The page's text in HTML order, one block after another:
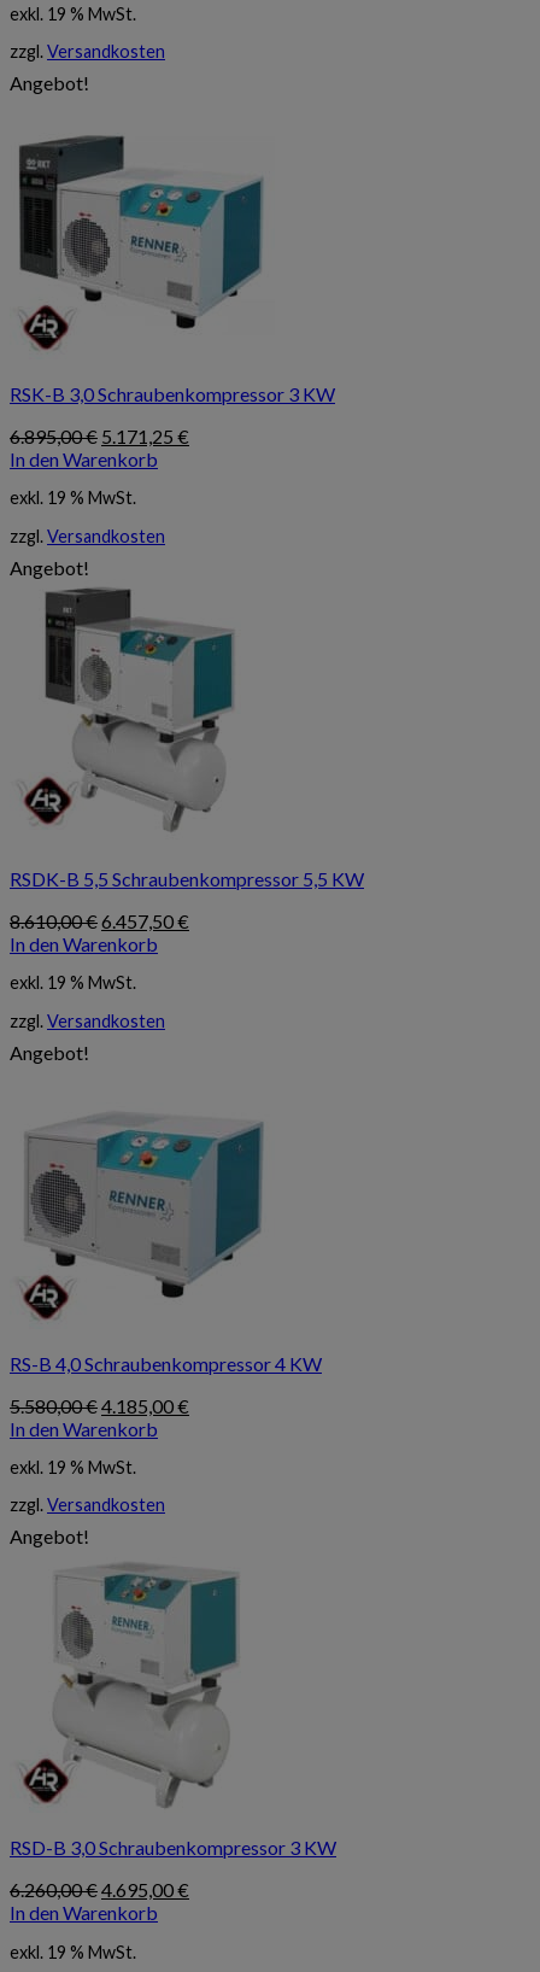
4.995,00 €
exkl. 19 % MwSt.
zzgl.Versandkosten
Angebot!
RSK-B 3,0 Schraubenkompressor 3 KW
6.895,00€ Ursprünglicher
Preis
6.895,00 €
5.171,25 €
In den Warenkorb
exkl. 19 % MwSt.
zzgl.Versandkosten
Angebot!
RSDK-B 5,5 Schraubenkompressor 5,5 KW
8.610,00€Ursprünglicher
Preis
8.610,00 €
6.457,50€
In den Warenkorb
exkl. 19 % MwSt.
zzgl.Versandkosten
Angebot!
RS-B 4,0 Schraubenkompressor 4 KW
5.580,00€Ursprünglicher
Preis
5.580,00 €
4.185,00€
In den Warenkorb
exkl. 19 % MwSt.
zzgl.Versandkosten
Angebot!
RSD-B 3,0 Schraubenkompressor 3 KW
6.260,00€Ursprünglicher
Preis
6.260,00 €
4.695,00€
In den Warenkorb
exkl. 19 % MwSt.